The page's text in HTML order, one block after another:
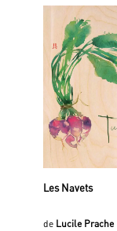
Les Navets
de Lucile Prache